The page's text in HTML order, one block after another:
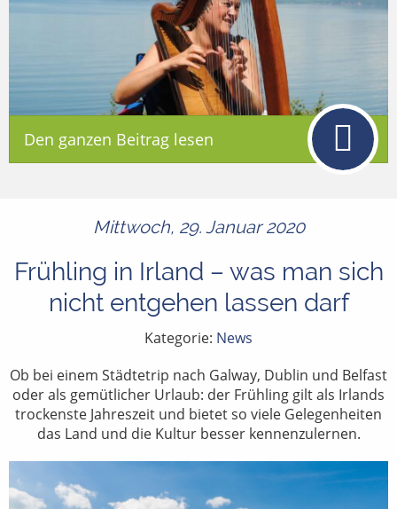
Den ganzen Beitrag lesen
Mittwoch, 29. Januar 2020
Frühling in Irland – was man sich
nicht entgehen lassen darf
Kategorie: News
Ob bei einem Städtetrip nach Galway, Dublin und Belfast
oder als gemütlicher Urlaub: der Frühling gilt als Irlands
trockenste Jahreszeit und bietet so viele Gelegenheiten
das Land und die Kultur besser kennenzulernen.